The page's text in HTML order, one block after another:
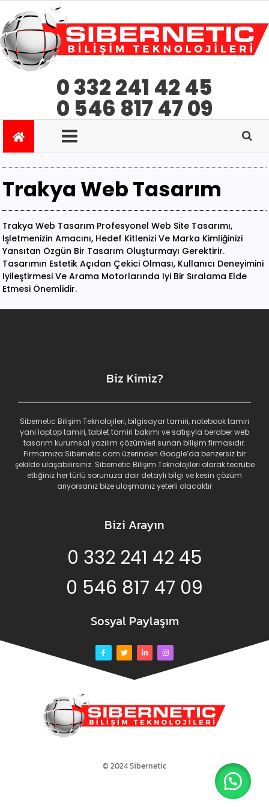
0 332 241 42 45
0 546 817 47 09
Trakya Web Tasarım
Trakya Web Tasarım Profesyonel Web Site Tasarımı,
Işletmenizin Amacını, Hedef Kitlenizi Ve Marka Kimliğinizi
Yansıtan Özgün Bir Tasarım Oluşturmayı Gerektirir.
Tasarımın Estetik Açıdan Çekici Olması, Kullanıcı Deneyimini
Iyileştirmesi Ve Arama Motorlarında Iyi Bir Sıralama Elde
Etmesi Önemlidir.
Biz Kimiz?
Sibernetic Bilişim Teknolojileri, bilgisayar tamiri, notebook tamiri
yani laptop tamiri, tablet tamiri bakımı ve satışıyla beraber web
tasarım kurumsal yazılım çözümleri sunan bilişim firmasıdır.
Firmamıza Sibernetic.com üzerinden Google’da benzersiz bir
şekilde ulaşabilirsiniz. Sibernetic Bilişim Teknolojileri olarak tecrübe
ettiğiniz her türlü sorunuza dair detaylı bilgi ve kesin çözüm
arıyorsanız bize ulaşmanız yeterli olacaktır
Bizi Arayın
0 332 241 42 45
0 546 817 47 09
Sosyal Paylaşım
© 2024 Sibernetic